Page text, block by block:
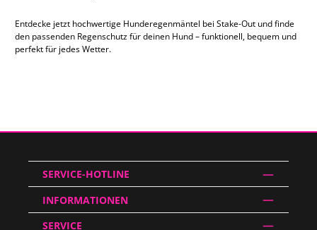
Entdecke jetzt hochwertige Hunderegenmäntel bei Stake-Out und finde
den passenden Regenschutz für deinen Hund – funktionell, bequem und
perfekt für jedes Wetter.
SERVICE-HOTLINE
INFORMATIONEN
SERVICE